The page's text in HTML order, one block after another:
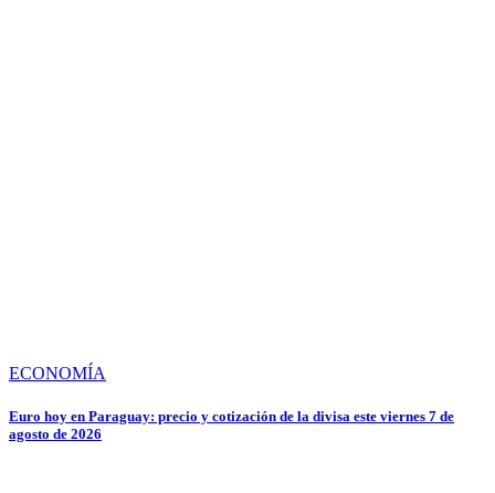
ECONOMÍA
Euro hoy en Paraguay: precio y cotización de la divisa este viernes 7 de
agosto de 2026